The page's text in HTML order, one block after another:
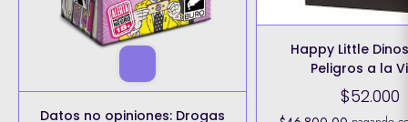
Datos no opiniones: Drogas
Happy Little
Peligros a la
$52.000